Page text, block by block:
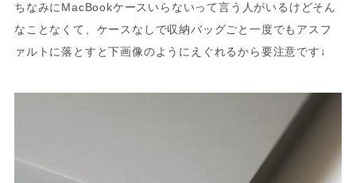
ちなみにMacBookケースいらないって言う人がいるけどそん
なことなくて、ケースなしで収納バッグごと一度でもアスフ
ァルトに落とすと下画像のようにえぐれるから要注意です↓